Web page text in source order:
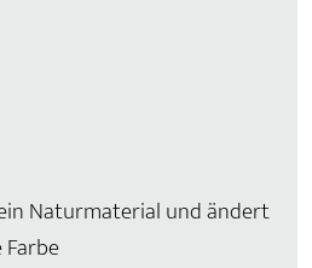
Naturmaterial und ändert